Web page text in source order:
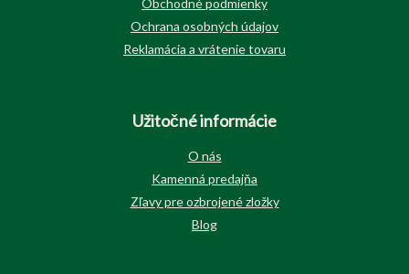
Obchodné podmienky
Ochrana osobných údajov
Reklamácia a vrátenie tovaru
Užitočné informácie
O nás
Kamenná predajňa
Zľavy pre ozbrojené zložky
Blog